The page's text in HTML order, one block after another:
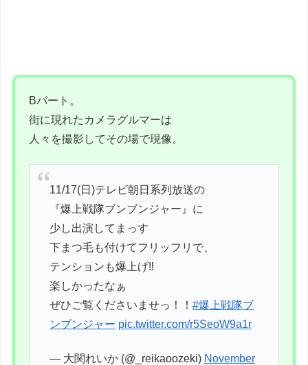
Bパート。
街に現れたカメラグルマーは
人々を撮影してその場で現像。
11/17(日)テレビ朝日系列放送の
『爆上戦隊ブンブンジャー』に
少し出演してまっす
下まつ毛も付けてフリッフリで、
テンションも爆上げ‼️
楽しかったなぁ
ぜひご覧くださいませっ！！#爆上戦隊ブ
ンブンジャー pic.twitter.com/r5SeoW9a1r
— 大関れいか (@_reikaoozeki) November